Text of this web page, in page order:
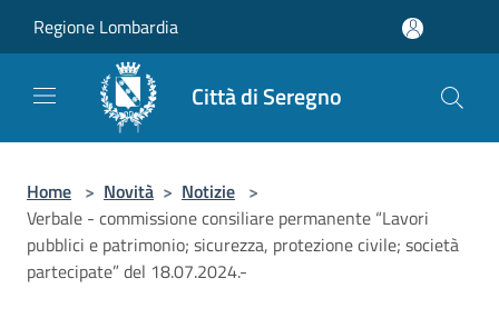
Regione Lombardia
Città di Seregno
Home > Novità > Notizie >
Verbale - commissione consiliare permanente “Lavori
pubblici e patrimonio; sicurezza, protezione civile; società
partecipate” del 18.07.2024.-